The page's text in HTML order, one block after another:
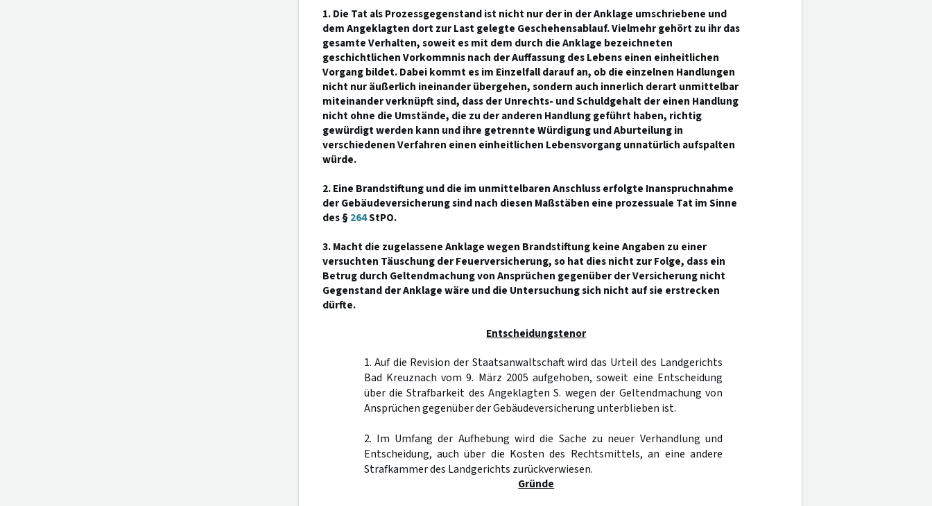
1. Die Tat als Prozessgegenstand ist nicht nur der in der Anklage umschriebene und
dem Angeklagten dort zur Last gelegte Geschehensablauf. Vielmehr gehört zu ihr das
gesamte Verhalten, soweit es mit dem durch die Anklage bezeichneten
geschichtlichen Vorkommnis nach der Auffassung des Lebens einen einheitlichen
Vorgang bildet. Dabei kommt es im Einzelfall darauf an, ob die einzelnen Handlungen
nicht nur äußerlich ineinander übergehen, sondern auch innerlich derart unmittelbar
miteinander verknüpft sind, dass der Unrechts- und Schuldgehalt der einen Handlung
nicht ohne die Umstände, die zu der anderen Handlung geführt haben, richtig
gewürdigt werden kann und ihre getrennte Würdigung und Aburteilung in
verschiedenen Verfahren einen einheitlichen Lebensvorgang unnatürlich aufspalten
würde.
2. Eine Brandstiftung und die im unmittelbaren Anschluss erfolgte Inanspruchnahme
der Gebäudeversicherung sind nach diesen Maßstäben eine prozessuale Tat im Sinne
des §264StPO.
3. Macht die zugelassene Anklage wegen Brandstiftung keine Angaben zu einer
versuchten Täuschung der Feuerversicherung, so hat dies nicht zur Folge, dass ein
Betrug durch Geltendmachung von Ansprüchen gegenüber der Versicherung nicht
Gegenstand der Anklage wäre und die Untersuchung sich nicht auf sie erstrecken
dürfte.
Entscheidungstenor
1. Auf die Revision der Staatsanwaltschaft wird das Urteil des Landgerichts
Bad Kreuznach vom 9. März 2005 aufgehoben, soweit eine Entscheidung
über die Strafbarkeit des Angeklagten S. wegen der Geltendmachung von
Ansprüchen gegenüber der Gebäudeversicherung unterblieben ist.
2. Im Umfang der Aufhebung wird die Sache zu neuer Verhandlung und
Entscheidung, auch über die Kosten des Rechtsmittels, an eine andere
Strafkammer des Landgerichts zurückverwiesen.
Gründe